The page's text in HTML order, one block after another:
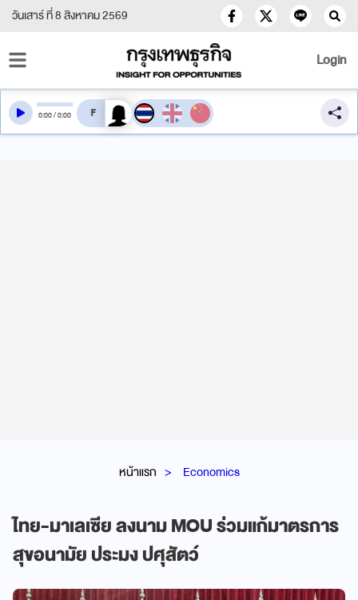
วันเสาร์ ที่ 8 สิงหาคม 2569
Login
หน้าแรก Economics
ไทย-มาเลเซีย ลงนาม MOU ร่วมแก้มาตรการ
สุขอนามัย ประมง ปศุสัตว์
0:00/0:00 สลับเสียงอ่าน